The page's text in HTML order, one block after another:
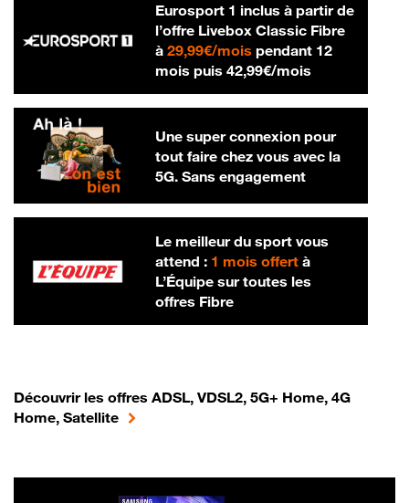
Eurosport 1 inclus à partir de
l’offre Livebox Classic Fibre
à 29,99€/mois29,99 € par mois
pendant 12
mois puis 42,99€/mois42,99 € par
Une super connexion pour
tout faire chez vous avec la
5G. Sans engagement
Le meilleur du sport vous
attend : 1 mois offertà
L’Équipe sur toutes les
offres Fibre
Découvrir les offres ADSL, VDSL2, 5G+ Home, 4G
Home, Satellite